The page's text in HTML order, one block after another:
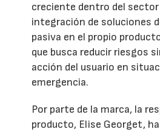
creciente dentro del
integración de soluciones
pasiva en el propio
que busca reducir riesgos
acción del usuario en
emergencia.
Por parte de la marca, la
producto, Elise Georget,